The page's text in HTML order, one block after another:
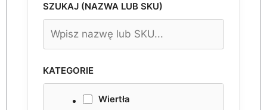
SZUKAJ (NAZWA LUB SKU)
KATEGORIE
Wiertła